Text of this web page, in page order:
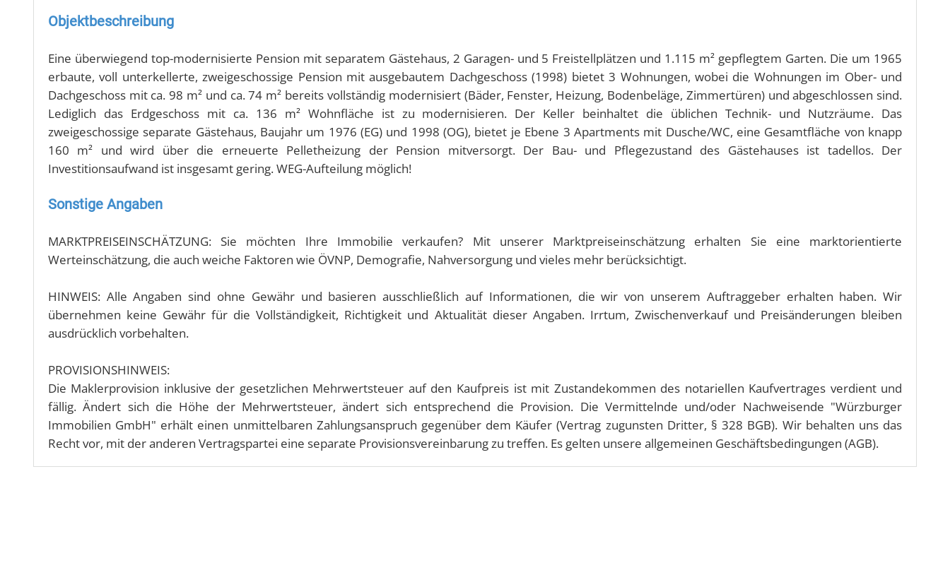
Objektbeschreibung
Eine überwiegend top-modernisierte Pension mit separatem Gästehaus, 2 Garagen- und 5 Freistellplätzen und 1.115 m² gepflegtem Garten. Die um 1965
erbaute, voll unterkellerte, zweigeschossige Pension mit ausgebautem Dachgeschoss (1998) bietet 3 Wohnungen, wobei die Wohnungen im Ober- und
Dachgeschoss mit ca. 98 m² und ca. 74 m² bereits vollständig modernisiert (Bäder, Fenster, Heizung, Bodenbeläge, Zimmertüren) und abgeschlossen sind.
Lediglich das Erdgeschoss mit ca. 136 m² Wohnfläche ist zu modernisieren. Der Keller beinhaltet die üblichen Technik- und Nutzräume. Das
zweigeschossige separate Gästehaus, Baujahr um 1976 (EG) und 1998 (OG), bietet je Ebene 3 Apartments mit Dusche/WC, eine Gesamtfläche von knapp
160 m² und wird über die erneuerte Pelletheizung der Pension mitversorgt. Der Bau- und Pflegezustand des Gästehauses ist tadellos. Der
Investitionsaufwand ist insgesamt gering. WEG-Aufteilung möglich!
Sonstige Angaben
MARKTPREISEINSCHÄTZUNG: Sie möchten Ihre Immobilie verkaufen? Mit unserer Marktpreiseinschätzung erhalten Sie eine marktorientierte
Werteinschätzung, die auch weiche Faktoren wie ÖVNP, Demografie, Nahversorgung und vieles mehr berücksichtigt.
HINWEIS: Alle Angaben sind ohne Gewähr und basieren ausschließlich auf Informationen, die wir von unserem Auftraggeber erhalten haben. Wir
übernehmen keine Gewähr für die Vollständigkeit, Richtigkeit und Aktualität dieser Angaben. Irrtum, Zwischenverkauf und Preisänderungen bleiben
ausdrücklich vorbehalten.
PROVISIONSHINWEIS:
Die Maklerprovision inklusive der gesetzlichen Mehrwertsteuer auf den Kaufpreis ist mit Zustandekommen des notariellen Kaufvertrages verdient und
fällig. Ändert sich die Höhe der Mehrwertsteuer, ändert sich entsprechend die Provision. Die Vermittelnde und/oder Nachweisende "Würzburger
Immobilien GmbH" erhält einen unmittelbaren Zahlungsanspruch gegenüber dem Käufer (Vertrag zugunsten Dritter, § 328 BGB). Wir behalten uns das
Recht vor, mit der anderen Vertragspartei eine separate Provisionsvereinbarung zu treffen. Es gelten unsere allgemeinen Geschäftsbedingungen (AGB).